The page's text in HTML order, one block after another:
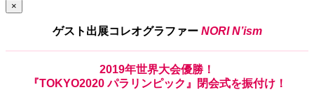
×
ゲスト出展コレオグラファー NORI N’ism
2019年世界大会優勝！
『TOKYO2020 パラリンピック』
閉会式を振付け！